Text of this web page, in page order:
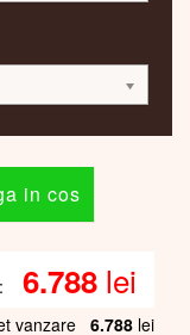
6.788 lei
vanzare 6.788 lei